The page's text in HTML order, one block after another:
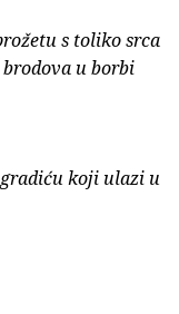
s toliko srca
u borbi
koji ulazi u